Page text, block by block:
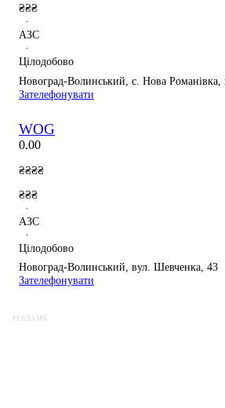
₴₴₴
·
АЗС
·
Цілодобово
Новоград-Волинський, с. Нова
Зателефонувати
WOG
0.00
₴₴₴₴
₴₴₴
·
АЗС
·
Цілодобово
Новоград-Волинський, вул. Шевченка, 43
Зателефонувати
РЕКЛАМА